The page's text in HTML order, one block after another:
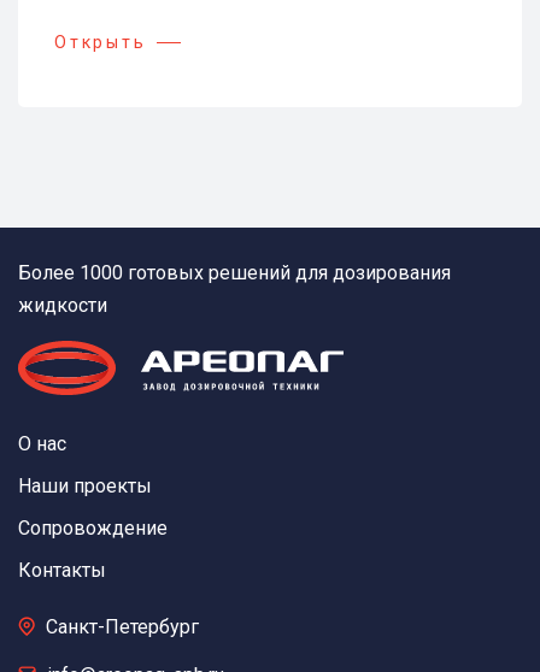
Открыть
Более 1000 готовых решений для дозирования
жидкости
О нас
Наши проекты
Сопровождение
Контакты
Санкт-Петербург